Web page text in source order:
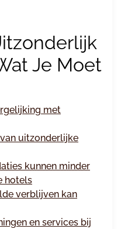
Je Moet
met
uitzonderlijke
kunnen minder
hotels
verblijven kan
en services bij